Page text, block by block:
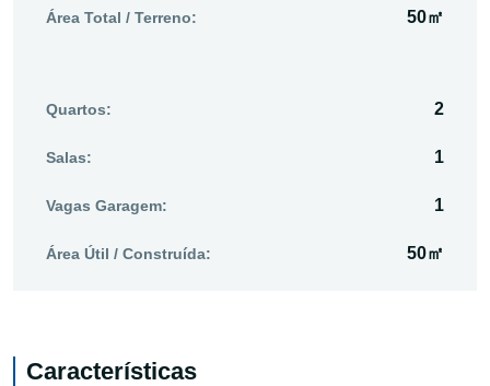
Área Total / Terreno: 50㎡
Quartos: 2
Salas: 1
Vagas Garagem: 1
Área Útil / Construída: 50㎡
Características